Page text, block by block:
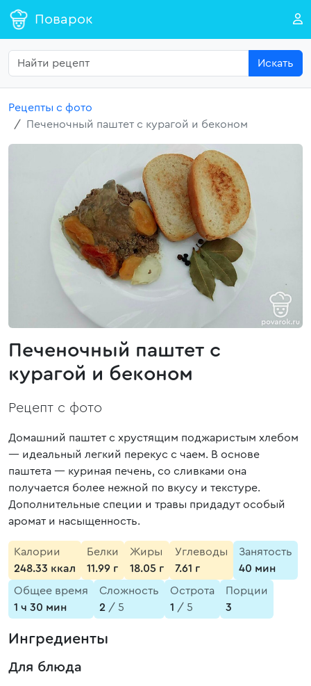
Поварок
Искать
Рецепты с фото
Печеночный паштет с курагой и беконом
Печеночный паштет с
курагой и беконом
Рецепт с фото
Домашний паштет с хрустящим поджаристым хлебом
— идеальный легкий перекус с чаем. В основе
паштета — куриная печень, со сливками она
получается более нежной по вкусу и текстуре.
Дополнительные специи и травы придадут особый
аромат и насыщенность.
Калории
248.33 ккал
Белки
11.99 г
Жиры
18.05 г
Углеводы
7.61 г
Занятость
40 мин
Общее время
1 ч 30 мин
Сложность
2 / 5
Острота
1 / 5
Порции
3
Ингредиенты
Для блюда